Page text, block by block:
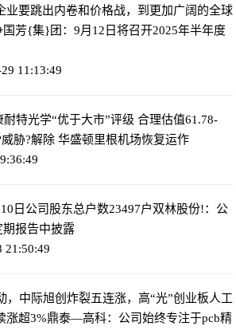
业要跳出内卷和价格战，到更加广阔的全球
国芳{集}团：9月12日将召开2025年半年度
11:13:49
耐特光学“优于大市”评级 合理估值61.78-
胁?解除 华盛顿里根机场恢复运作
日公司股东总户数23497户双林股份!：公
报告中披露
21:50:49
，中际旭创炸裂五连涨，高“光”创业板人工
涨超3%鼎泰—高科：公司始终专注于pcb精